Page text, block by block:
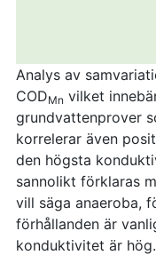
överkant visar
av boxen visar
och över boxen
enskilda
Diagrammen för
varav 86 procent
analyserna
från nationell och
vattenprov från
på färre analyser,
den aktuella
Analys av
CODMn vilket
grundvattenprover
korrelerar även
den högsta
sannolikt förklaras
vill säga anaeroba,
förhållanden är
konduktivitet är hög.